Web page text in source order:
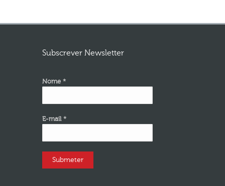
Subscrever Newsletter
Nome *
E-mail *